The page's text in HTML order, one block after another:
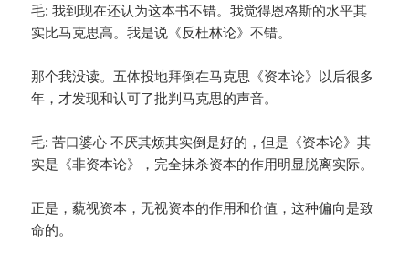
毛: 我到现在还认为这本书不错。我觉得恩格斯的水平其
实比马克思高。我是说《反杜林论》不错。
那个我没读。五体投地拜倒在马克思《资本论》以后很多
年，才发现和认可了批判马克思的声音。
毛: 苦口婆心 不厌其烦其实倒是好的，但是《资本论》其
实是《非资本论》，完全抹杀资本的作用明显脱离实际。
正是，藐视资本，无视资本的作用和价值，这种偏向是致
命的。